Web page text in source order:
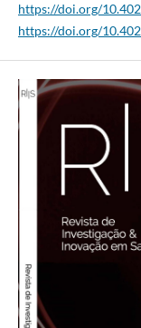
https://doi.org/
https://doi.org/